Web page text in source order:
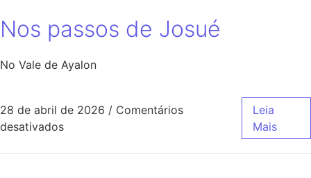
Nos passos de Josué
No Vale de Ayalon
28 de abril de 2026 / Comentários
desativados
Leia
Mais